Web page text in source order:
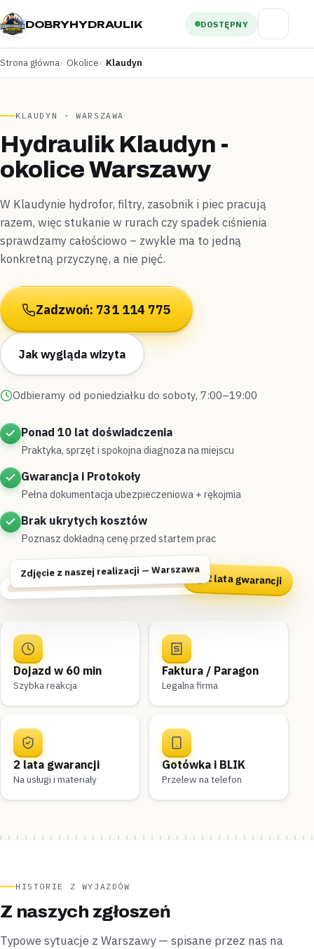
DOBRYHYDRAULIK DOSTĘPNY
Strona główna Okolice Klaudyn
KLAUDYN · WARSZAWA
Hydraulik Klaudyn -
okolice Warszawy
W Klaudynie hydrofor, filtry, zasobnik i piec pracują
razem, więc stukanie w rurach czy spadek ciśnienia
sprawdzamy całościowo – zwykle ma to jedną
konkretną przyczynę, a nie pięć.
Zadzwoń: 731 114 775
Jak wygląda wizyta
Odbieramy od poniedziałku do soboty, 7:00–19:00
Ponad 10 lat doświadczenia
Praktyka, sprzęt i spokojna diagnoza na miejscu
Gwarancja i Protokoły
Pełna dokumentacja ubezpieczeniowa + rękojmia
Brak ukrytych kosztów
Poznasz dokładną cenę przed startem prac
2 lata gwarancji
Zdjęcie z naszej realizacji — Warszawa
Dojazd w 60 min
Szybka reakcja
Faktura / Paragon
Legalna firma
2 lata gwarancji
Na usługi i materiały
Gotówka i BLIK
Przelew na telefon
HISTORIE Z WYJAZDÓW
Z naszych zgłoszeń
Typowe sytuacje z Warszawy — spisane przez nas na